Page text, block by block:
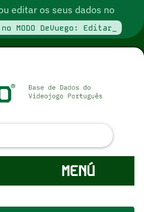
editar os seus dados no
MODO DeVuego: Editar_
MENÚ